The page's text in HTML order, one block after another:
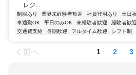
レジ...
制服あり 業界未経験者歓迎 社員登用あり 土日
車通勤OK
平日のみOK 未経験者歓迎 経験者歓迎
交通費支給
長期歓迎 フルタイム歓迎 シフト制
前へ 1 2 3